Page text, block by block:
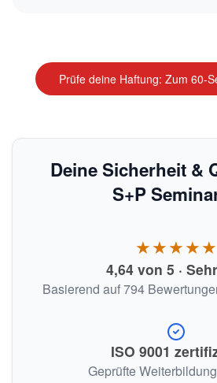
Prüfe deine Haftung: Zum 60-
Deine Sicherheit &
S+P
★★★★★
4,64 von 5 ·
Basierend auf 794
ISO 9001
Geprüfte